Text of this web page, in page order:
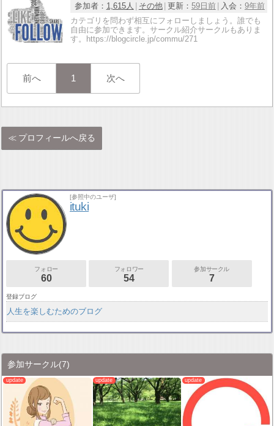
参加者： 1,615人 その他 更新： 59日前 入会： 9年前
カテゴリを問わず相互にフォローしましょう。誰でも
自由に参加できます。サークル紹介サークルもありま
す。https://blogcircle.jp/commu/271
前へ 1 次へ
プロフィールへ戻る
[参照中のユーザ]
ituki
フォロー
60
フォロワー
54
参加サークル
7
登録ブログ
人生を楽しむためのブログ
参加サークル(7)